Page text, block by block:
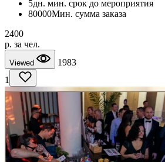
5дн. мин. срок до мероприятия
80000Мин. сумма заказа
2400
p. за чел.
Viewed
1983
1